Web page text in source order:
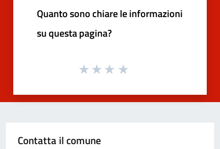
Quanto sono chiare le informazioni
su questa pagina?
Contatta il comune